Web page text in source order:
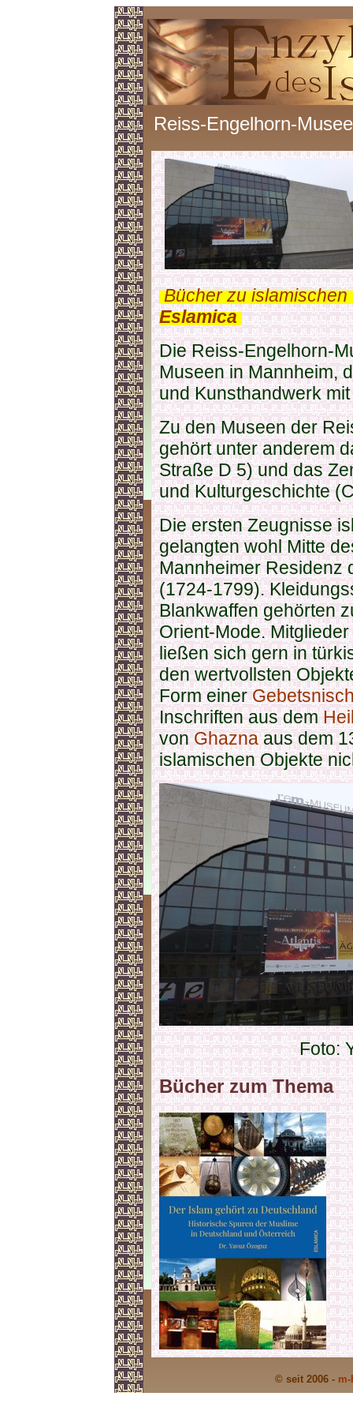
Reiss-Engelhorn-
.Bücher zu
Eslamica.
Die Reiss-Engelhorn-
Museen in Mannheim,
und Kunsthandwerk
Zu den Museen der
gehört unter anderem
Straße D 5) und das
und Kulturgeschichte
Die ersten Zeugnisse
gelangten wohl Mitte
Mannheimer Residenz
(1724-1799).
Blankwaffen gehörten
Orient-Mode.
ließen sich gern in
den wertvollsten
Form einer
Inschriften aus dem
vonGhaznaaus dem
islamischen Objekte
Foto:
Bücher zum Thema
© seit 2006 -